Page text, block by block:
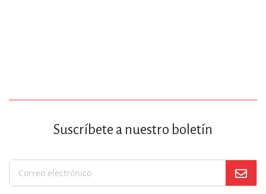
Suscríbete a nuestro boletín
Suscríbase
a